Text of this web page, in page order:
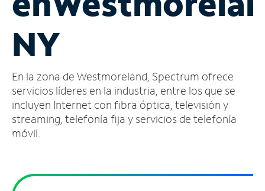
cuenta
Encuentra
tienda
NY
En la zona de Westmoreland, Spectrum ofrece
servicios líderes en la industria, entre los que se
incluyen Internet con fibra óptica, televisión y
streaming, telefonía fija y servicios de telefonía
móvil.